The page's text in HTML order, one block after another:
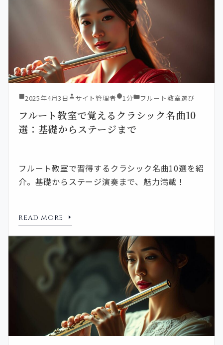
2025年4月3日 サイト管理者 1分 フルート教室選び
フルート教室で覚えるクラシック名曲10
選：基礎からステージまで
フルート教室で習得するクラシック名曲10選を紹
介。基礎からステージ演奏まで、魅力満載！
READ MORE